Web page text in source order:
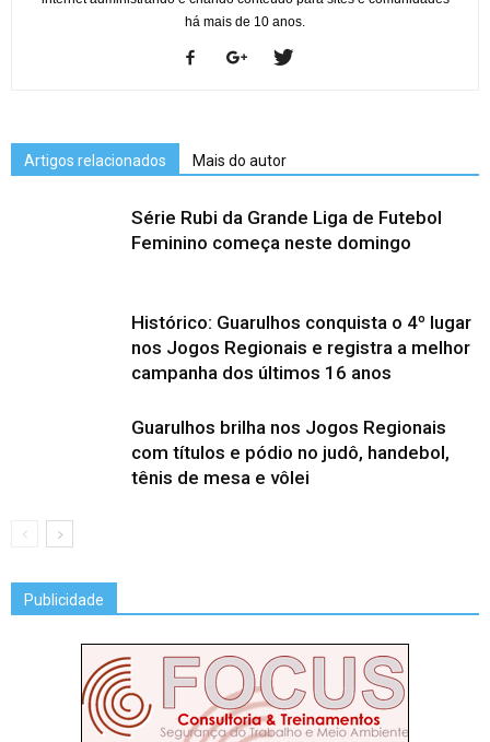
há mais de 10 anos.
Artigos relacionados Mais do autor
Série Rubi da Grande Liga de Futebol
Feminino começa neste domingo
Histórico: Guarulhos conquista o 4º lugar
nos Jogos Regionais e registra a melhor
campanha dos últimos 16 anos
Guarulhos brilha nos Jogos Regionais
com títulos e pódio no judô, handebol,
tênis de mesa e vôlei
Publicidade